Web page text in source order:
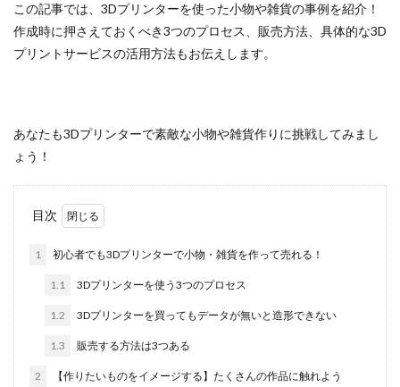
この記事では、3Dプリンターを使った小物や雑貨の事例を紹介！
作成時に押さえておくべき3つのプロセス、販売方法、具体的な3D
プリントサービスの活用方法もお伝えします。
あなたも3Dプリンターで素敵な小物や雑貨作りに挑戦してみまし
ょう！
目次
1 初心者でも3Dプリンターで小物・雑貨を作って売れる！
1.1 3Dプリンターを使う3つのプロセス
1.2 3Dプリンターを買ってもデータが無いと造形できない
1.3 販売する方法は3つある
2 【作りたいものをイメージする】たくさんの作品に触れよう